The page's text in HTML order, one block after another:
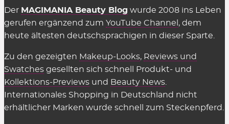
Nein, alle hier gelisteten Deals & Coupons stellen
wir natürlich völligkostenloszur Verfügung. Auch
in den Shops selbst muss man nichts dafür
genannte Einschränkungen wie der
Mindestbestellwert oder shop-individuelle
Ausnahmen.
Wir können die Übersicht anbieten und täglich
Der MAGIMANIA Beauty Blog wurde 2008 ins Leben
gerufen ergänzend zum YouTube Channel , dem
heute ältesten deutschsprachigen in dieser Sparte.
Zu den gezeigten Makeup-Looks, Reviews und
Swatches gesellten sich schnell Produkt- und
Kollektions-Previews und Beauty News
Internationales Shopping in Deutschland nicht
erhältlicher Marken wurde schnell zum Steckenpferd.